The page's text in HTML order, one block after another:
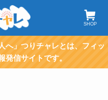
SHOP
へ」つりチャレとは、フィッ
発信サイトです。